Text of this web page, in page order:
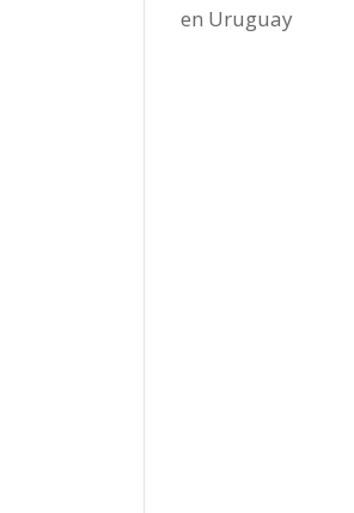
en Uruguay